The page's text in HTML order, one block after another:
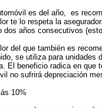
es del año, es
te lo respeta la
dos años consecutivos
del que también es
se utiliza para unidades
El beneficio radica en que
no sufrirá depreciación
10%